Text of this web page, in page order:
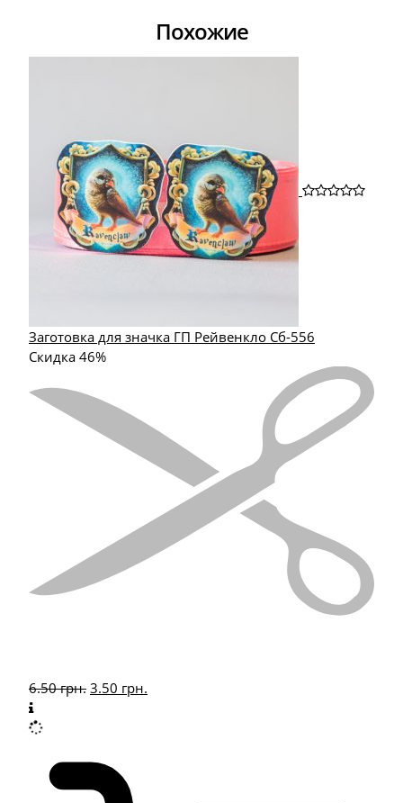
Похожие
Заготовка для значка ГП Рейвенкло Сб-556
Скидка 46%
6.50грн. 3.50 грн.